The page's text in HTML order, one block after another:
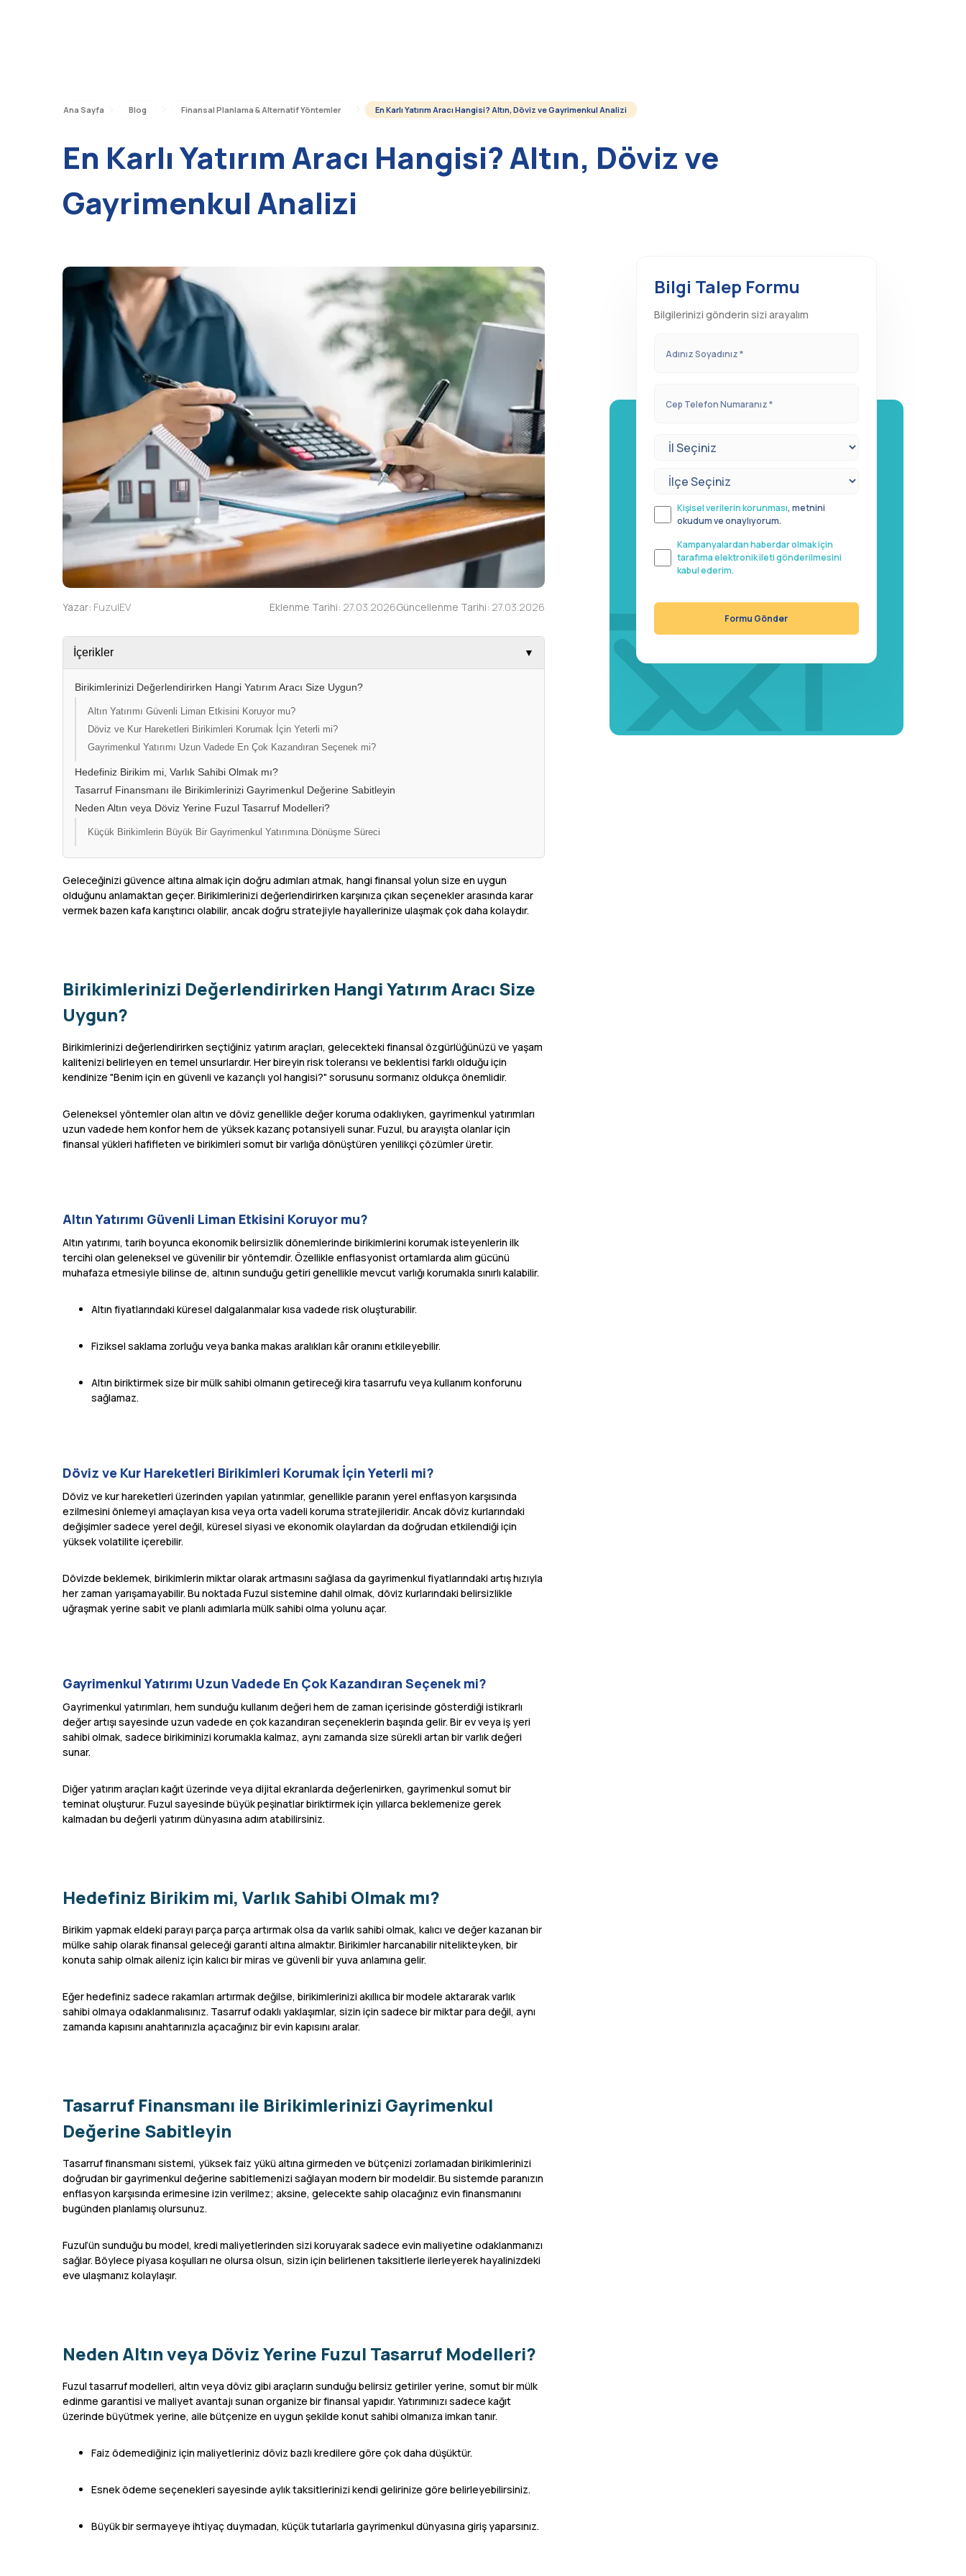
Ana Sayfa Blog Finansal Planlama & Alternatif Yöntemler En Karlı Yatırım Aracı Hangisi? Altın, Döviz ve Gayrimenkul Analizi
En Karlı Yatırım Aracı Hangisi? Altın, Döviz ve
Gayrimenkul Analizi
Yazar: FuzulEV Eklenme Tarihi: 27.03.2026Güncellenme Tarihi: 27.03.2026
İçerikler ▼
Birikimlerinizi Değerlendirirken Hangi Yatırım Aracı Size Uygun?
Altın Yatırımı Güvenli Liman Etkisini Koruyor mu?
Döviz ve Kur Hareketleri Birikimleri Korumak İçin Yeterli mi?
Gayrimenkul Yatırımı Uzun Vadede En Çok Kazandıran Seçenek mi?
Hedefiniz Birikim mi, Varlık Sahibi Olmak mı?
Tasarruf Finansmanı ile Birikimlerinizi Gayrimenkul Değerine Sabitleyin
Neden Altın veya Döviz Yerine Fuzul Tasarruf Modelleri?
Küçük Birikimlerin Büyük Bir Gayrimenkul Yatırımına Dönüşme Süreci
Geleceğinizi güvence altına almak için doğru adımları atmak, hangi finansal yolun size en uygun
olduğunu anlamaktan geçer. Birikimlerinizi değerlendirirken karşınıza çıkan seçenekler arasında karar
vermek bazen kafa karıştırıcı olabilir, ancak doğru stratejiyle hayallerinize ulaşmak çok daha kolaydır.
Birikimlerinizi Değerlendirirken Hangi Yatırım Aracı Size
Uygun?
Birikimlerinizi değerlendirirken seçtiğiniz yatırım araçları, gelecekteki finansal özgürlüğünüzü ve yaşam
kalitenizi belirleyen en temel unsurlardır. Her bireyin risk toleransı ve beklentisi farklı olduğu için
kendinize "Benim için en güvenli ve kazançlı yol hangisi?" sorusunu sormanız oldukça önemlidir.
Geleneksel yöntemler olan altın ve döviz genellikle değer koruma odaklıyken, gayrimenkul yatırımları
uzun vadede hem konfor hem de yüksek kazanç potansiyeli sunar. Fuzul, bu arayışta olanlar için
finansal yükleri hafifleten ve birikimleri somut bir varlığa dönüştüren yenilikçi çözümler üretir.
Altın Yatırımı Güvenli Liman Etkisini Koruyor mu?
Altın yatırımı, tarih boyunca ekonomik belirsizlik dönemlerinde birikimlerini korumak isteyenlerin ilk
tercihi olan geleneksel ve güvenilir bir yöntemdir. Özellikle enflasyonist ortamlarda alım gücünü
muhafaza etmesiyle bilinse de, altının sunduğu getiri genellikle mevcut varlığı korumakla sınırlı kalabilir.
Altın fiyatlarındaki küresel dalgalanmalar kısa vadede risk oluşturabilir.
Fiziksel saklama zorluğu veya banka makas aralıkları kâr oranını etkileyebilir.
Altın biriktirmek size bir mülk sahibi olmanın getireceği kira tasarrufu veya kullanım konforunu
sağlamaz.
Döviz ve Kur Hareketleri Birikimleri Korumak İçin Yeterli mi?
Döviz ve kur hareketleri üzerinden yapılan yatırımlar, genellikle paranın yerel enflasyon karşısında
ezilmesini önlemeyi amaçlayan kısa veya orta vadeli koruma stratejileridir. Ancak döviz kurlarındaki
değişimler sadece yerel değil, küresel siyasi ve ekonomik olaylardan da doğrudan etkilendiği için
yüksek volatilite içerebilir.
Dövizde beklemek, birikimlerin miktar olarak artmasını sağlasa da gayrimenkul fiyatlarındaki artış hızıyla
her zaman yarışamayabilir. Bu noktada Fuzul sistemine dahil olmak, döviz kurlarındaki belirsizlikle
uğraşmak yerine sabit ve planlı adımlarla mülk sahibi olma yolunu açar.
Gayrimenkul Yatırımı Uzun Vadede En Çok Kazandıran Seçenek mi?
Gayrimenkul yatırımları, hem sunduğu kullanım değeri hem de zaman içerisinde gösterdiği istikrarlı
değer artışı sayesinde uzun vadede en çok kazandıran seçeneklerin başında gelir. Bir ev veya iş yeri
sahibi olmak, sadece birikiminizi korumakla kalmaz, aynı zamanda size sürekli artan bir varlık değeri
sunar.
Diğer yatırım araçları kağıt üzerinde veya dijital ekranlarda değerlenirken, gayrimenkul somut bir
teminat oluşturur. Fuzul sayesinde büyük peşinatlar biriktirmek için yıllarca beklemenize gerek
kalmadan bu değerli yatırım dünyasına adım atabilirsiniz.
Hedefiniz Birikim mi, Varlık Sahibi Olmak mı?
Birikim yapmak eldeki parayı parça parça artırmak olsa da varlık sahibi olmak, kalıcı ve değer kazanan bir
mülke sahip olarak finansal geleceği garanti altına almaktır. Birikimler harcanabilir nitelikteyken, bir
konuta sahip olmak aileniz için kalıcı bir miras ve güvenli bir yuva anlamına gelir.
Eğer hedefiniz sadece rakamları artırmak değilse, birikimlerinizi akıllıca bir modele aktararak varlık
sahibi olmaya odaklanmalısınız. Tasarruf odaklı yaklaşımlar, sizin için sadece bir miktar para değil, aynı
zamanda kapısını anahtarınızla açacağınız bir evin kapısını aralar.
Tasarruf Finansmanı ile Birikimlerinizi Gayrimenkul
Değerine Sabitleyin
Tasarruf finansmanı sistemi, yüksek faiz yükü altına girmeden ve bütçenizi zorlamadan birikimlerinizi
doğrudan bir gayrimenkul değerine sabitlemenizi sağlayan modern bir modeldir. Bu sistemde paranızın
enflasyon karşısında erimesine izin verilmez; aksine, gelecekte sahip olacağınız evin finansmanını
bugünden planlamış olursunuz.
Fuzul’ün sunduğu bu model, kredi maliyetlerinden sizi koruyarak sadece evin maliyetine odaklanmanızı
sağlar. Böylece piyasa koşulları ne olursa olsun, sizin için belirlenen taksitlerle ilerleyerek hayalinizdeki
eve ulaşmanız kolaylaşır.
Neden Altın veya Döviz Yerine Fuzul Tasarruf Modelleri?
Fuzul tasarruf modelleri, altın veya döviz gibi araçların sunduğu belirsiz getiriler yerine, somut bir mülk
edinme garantisi ve maliyet avantajı sunan organize bir finansal yapıdır. Yatırımınızı sadece kağıt
üzerinde büyütmek yerine, aile bütçenize en uygun şekilde konut sahibi olmanıza imkan tanır.
Faiz ödemediğiniz için maliyetleriniz döviz bazlı kredilere göre çok daha düşüktür.
Esnek ödeme seçenekleri sayesinde aylık taksitlerinizi kendi gelirinize göre belirleyebilirsiniz.
Büyük bir sermayeye ihtiyaç duymadan, küçük tutarlarla gayrimenkul dünyasına giriş yaparsınız.
Bilgi Talep Formu
Bilgilerinizi gönderin sizi arayalım
Kişisel verilerin korunması, metnini
okudum ve onaylıyorum.
Kampanyalardan haberdar olmak için
tarafıma elektronik ileti gönderilmesini
kabul ederim.
Formu Gönder